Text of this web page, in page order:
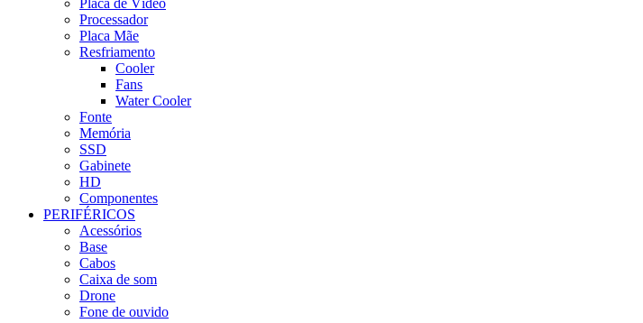
Processador
Placa Mãe
Resfriamento
Cooler
Fans
Water Cooler
Fonte
Memória
SSD
Gabinete
HD
Componentes
PERIFÉRICOS
Acessórios
Base
Cabos
Caixa de som
Drone
Fone de ouvido